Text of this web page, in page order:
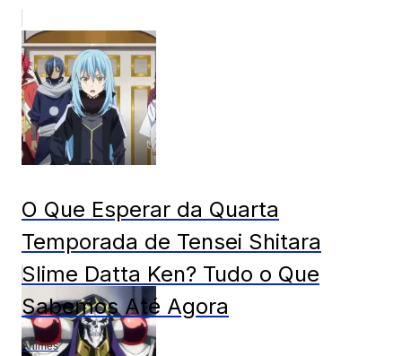
O Que Esperar da Quarta
Temporada de Tensei Shitara
Slime Datta Ken? Tudo o Que
Sabemos Até Agora
Animes